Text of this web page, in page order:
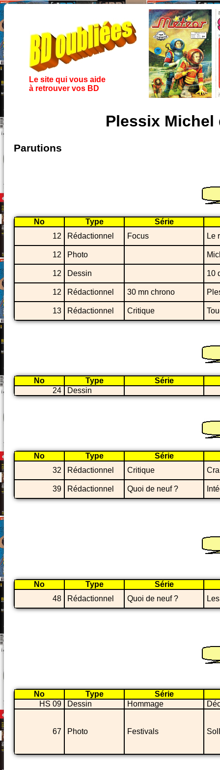
Le site qui vous aide
à retrouver vos BD
Plessix Michel
Parutions
No Type
Série
12
Rédactionnel Focus Le
12 Photo
12 Dessin 10
12 Rédactionnel 30 mn chrono
13 Rédactionnel Critique
No Type
Série
24
Dessin
No Type
Série
32
Rédactionnel Critique
39 Rédactionnel Quoi de neuf ?
No Type
Série
48
Rédactionnel Quoi de neuf ?
No Type
Série
HS 09
Dessin Hommage
67 Photo Festivals